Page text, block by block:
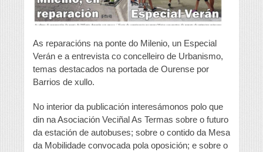
As reparacións na ponte do Milenio, un Especial
Verán e a entrevista co concelleiro de Urbanismo,
temas destacados na portada de Ourense por
Barrios de xullo.
No interior da publicación interesámonos polo que
din na Asociación Veciñal As Termas sobre o futuro
da estación de autobuses; sobre o contido da Mesa
da Mobilidade convocada pola oposición; e sobre o